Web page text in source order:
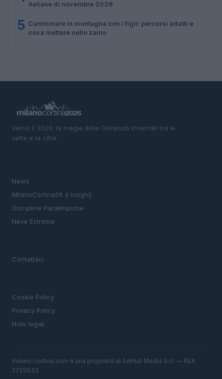
italiane di novembre 2026
5 Camminare in montagna con i figli: percorsi adatti e
cosa mettere nello zaino
Verso il 2026: la magia delle Olimpiadi invernali tra le
vette e la città.
News
MIlanoCortina26 (i luoghi)
Discipline Paralimpiche
Neve Estrema
Contattaci
Cookie Policy
Privacy Policy
Note legali
milano-cortina.com è una proprietà di AdHub Media S.r.l. — REA
2729933